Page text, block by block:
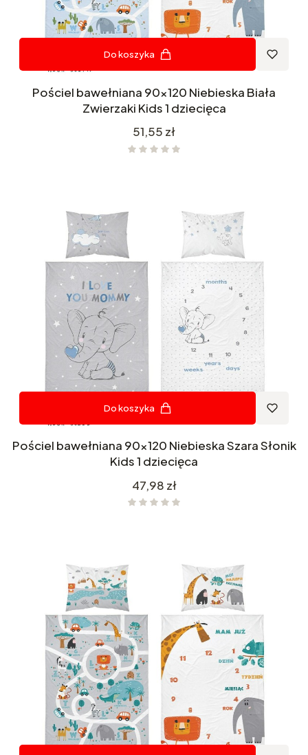
Do koszyka
Pościel bawełniana 90x120 Niebieska Biała
Zwierzaki Kids 1 dziecięca
Cena
51,55 zł
Do koszyka
Pościel bawełniana 90x120 Niebieska Szara Słonik
Kids 1 dziecięca
Cena
47,98 zł